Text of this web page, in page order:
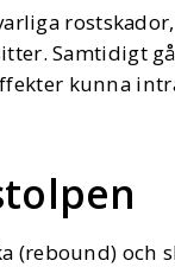
Samtidigt
kunna
(rebound) och